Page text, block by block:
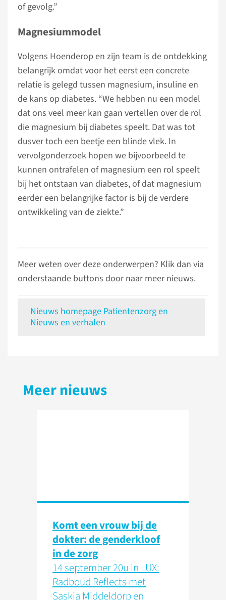
of gevolg.”
Magnesiummodel
Volgens Hoenderop en zijn team is de ontdekking
belangrijk omdat voor het eerst een concrete
relatie is gelegd tussen magnesium, insuline en
de kans op diabetes. “We hebben nu een model
dat ons veel meer kan gaan vertellen over de rol
die magnesium bij diabetes speelt. Dat was tot
dusver toch een beetje een blinde vlek. In
vervolgonderzoek hopen we bijvoorbeeld te
kunnen ontrafelen of magnesium een rol speelt
bij het ontstaan van diabetes, of dat magnesium
eerder een belangrijke factor is bij de verdere
ontwikkeling van de ziekte.”
Meer weten over deze onderwerpen? Klik dan via
onderstaande buttons door naar meer nieuws.
Nieuws homepage Patientenzorg en
Nieuws en verhalen
Meer nieuws
Komt een vrouw bij de
dokter: de genderkloof
in de zorg
14 september 20u in LUX:
Radboud Reflects met
Saskia Middeldorp en